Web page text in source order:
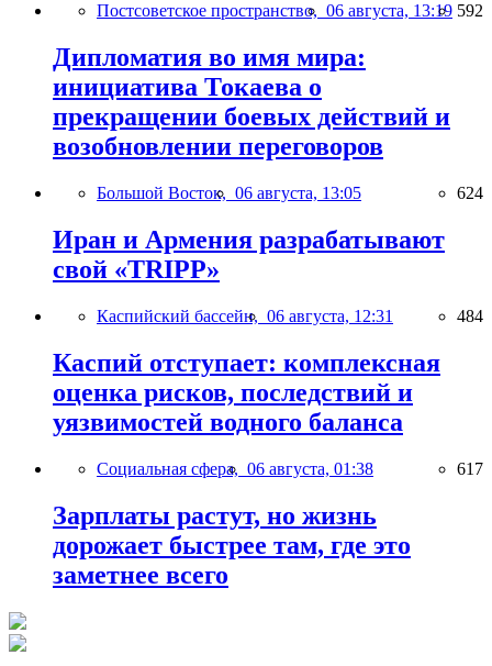
Постсоветское пространство, 06 августа, 13:19 592
Дипломатия во имя мира:
инициатива Токаева о
прекращении боевых действий и
возобновлении переговоров
Большой Восток, 06 августа, 13:05 624
Иран и Армения разрабатывают
свой «TRIPP»
Каспийский бассейн, 06 августа, 12:31 484
Каспий отступает: комплексная
оценка рисков, последствий и
уязвимостей водного баланса
Социальная сфера, 06 августа, 01:38 617
Зарплаты растут, но жизнь
дорожает быстрее там, где это
заметнее всего